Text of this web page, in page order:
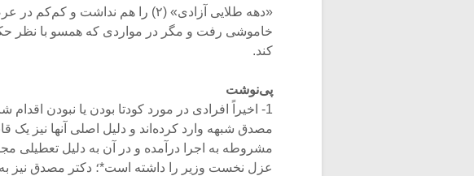
«دهه طلایی آزادی» (۲) را هم
خاموشی رفت و مگر در مواردی که همسو با نظر
کند.
پی‌نوشت
1- اخیراً افرادی در مورد کودتا بودن یا نبودن
مصدق شبهه وارد کرده‌اند و دلیل اصلی آنها نیز یک
مشروطه به اجرا درآمده و در آن به دلیل تعطیلی
عزل نخست وزیر را داشته است*؛ دکتر مصدق نیز به